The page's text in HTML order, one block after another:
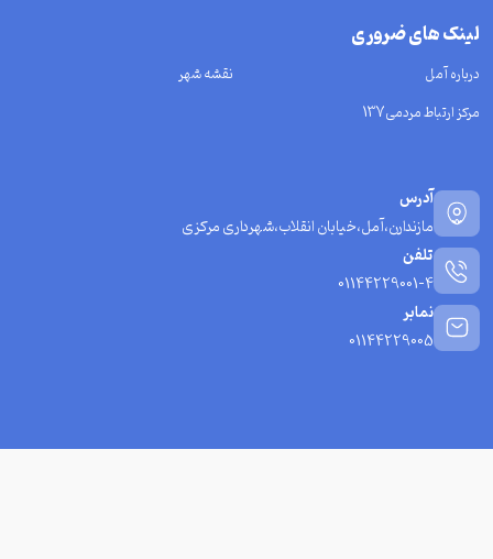
لینک های ضروری
درباره آمل
نقشه شهر
مرکز ارتباط مردمی137
آدرس
مازندارن،آمل،خیابان انقلاب،شهرداری مرکزی
تلفن
01144229001-4
نمابر
01144229005